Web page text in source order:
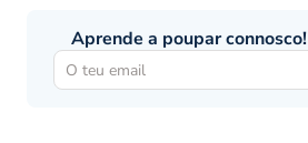
Aprende a poupar connosco!